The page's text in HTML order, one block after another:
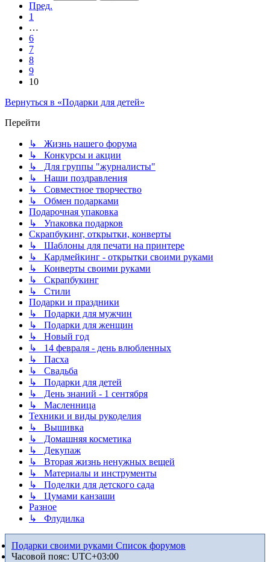
Пред.
1
…
6
7
8
9
10
Вернуться в «Подарки для детей»
Перейти
↳ Жизнь нашего форума
↳ Конкурсы и акции
↳ Для группы "журналисты"
↳ Наши поздравления
↳ Совместное творчество
↳ Обмен подарками
Подарочная упаковка
↳ Упаковка подарков
Скрапбукинг, открытки, конверты
↳ Шаблоны для печати на принтере
↳ Кардмейкинг - открытки своими руками
↳ Конверты своими руками
↳ Скрапбукинг
↳ Стили
Подарки и праздники
↳ Подарки для мужчин
↳ Подарки для женщин
↳ Новый год
↳ 14 февраля - день влюбленных
↳ Пасха
↳ Свадьба
↳ Подарки для детей
↳ День знаний - 1 сентября
↳ Масленница
Техники и виды рукоделия
↳ Вышивка
↳ Домашняя косметика
↳ Декупаж
↳ Вторая жизнь ненужных вещей
↳ Материалы и инструменты
↳ Поделки для детского сада
↳ Цумами канзаши
Разное
↳ Флудилка
Подарки своими руками Список форумов
Часовой пояс: UTC+03:00